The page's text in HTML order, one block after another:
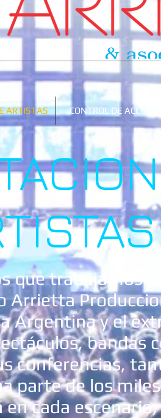
ARTISTAS CONTROL DE ACCESO
que trabajamos
Arrietta
Argentina y el
bandas
conferencias,
parte de los
cada